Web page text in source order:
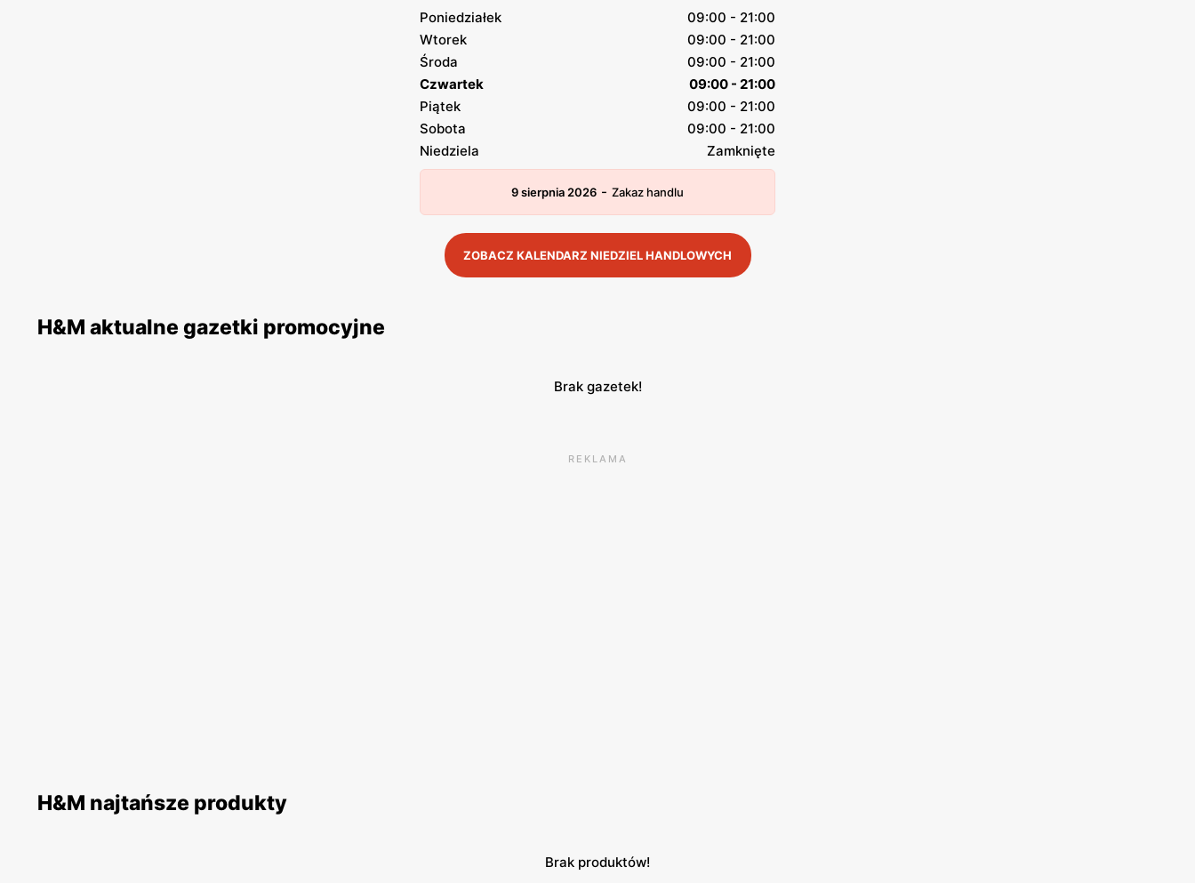
Poniedziałek
09:00 - 21:00
Wtorek
09:00 - 21:00
Środa
09:00 - 21:00
Czwartek
09:00 - 21:00
Piątek
09:00 - 21:00
Sobota
09:00 - 21:00
Niedziela
Zamknięte
9 sierpnia 2026 - Zakaz handlu
ZOBACZ KALENDARZ NIEDZIEL HANDLOWYCH
H&M aktualne gazetki promocyjne
Brak gazetek!
REKLAMA
H&M najtańsze produkty
Brak produktów!